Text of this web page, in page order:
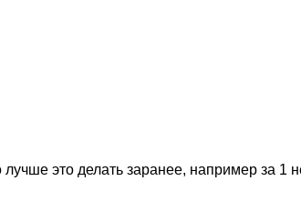
это делать заранее, например за